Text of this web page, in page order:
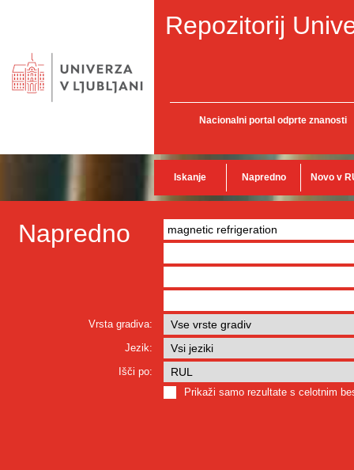
Repozitorij
Nacionalni portal odprte znanosti
Iskanje Napredno Novo v
Napredno
Vrsta gradiva:
Jezik:
Išči po:
Prikaži samo rezultate s celotnim